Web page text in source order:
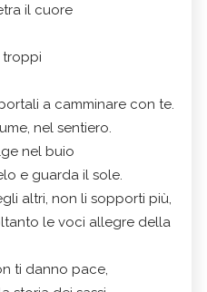
il cuore
troppi
a camminare con te.
nel sentiero.
nel buio
e guarda il sole.
altri, non li sopporti più,
le voci allegre della
ti danno pace,